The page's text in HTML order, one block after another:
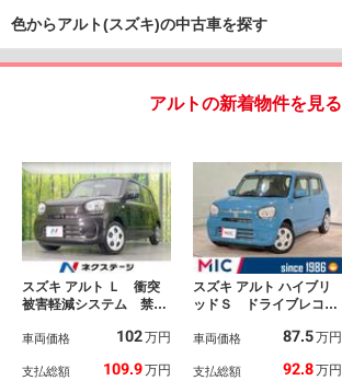
色からアルト(スズキ)の中古車を探す
アルトの新着物件を見る
スズキ アルト Ｌ 衝突
被害軽減システム 禁煙
オートライト ＣＤ ア
ートヒーター
車両価格 102万円
支払総額 109.9万円
スズキ アルト ハイブリ
ッドＳ ドライブレコー
メラ ナビ ＴＶ クリ
害軽減システム オート
車両価格 87.5万円
支払総額 92.8万円